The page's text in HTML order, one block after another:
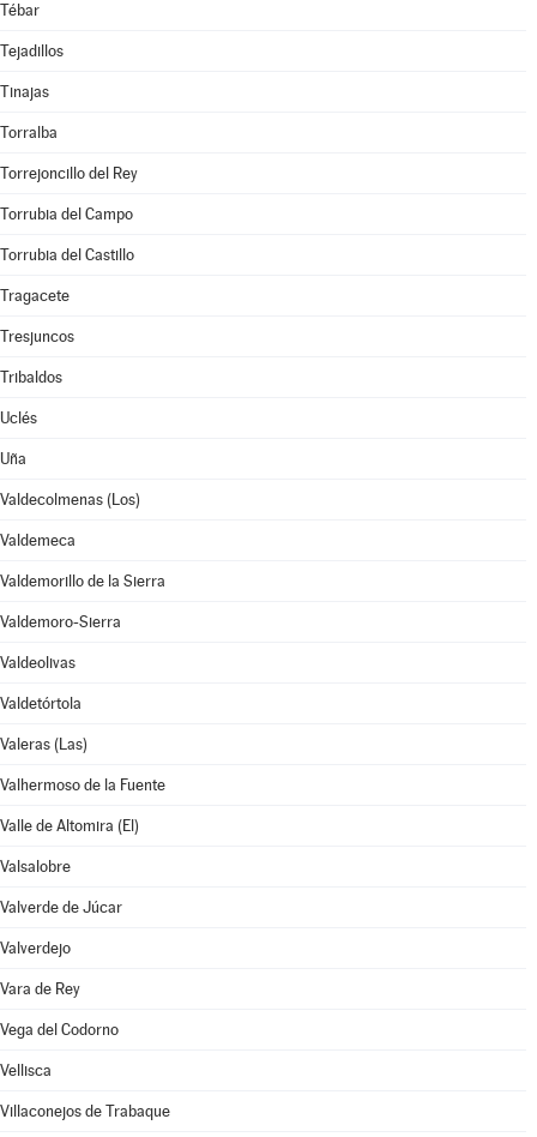
Tébar
Tejadillos
Tinajas
Torralba
Torrejoncillo del Rey
Torrubia del Campo
Torrubia del Castillo
Tragacete
Tresjuncos
Tribaldos
Uclés
Uña
Valdecolmenas (Los)
Valdemeca
Valdemorillo de la Sierra
Valdemoro-Sierra
Valdeolivas
Valdetórtola
Valeras (Las)
Valhermoso de la Fuente
Valle de Altomira (El)
Valsalobre
Valverde de Júcar
Valverdejo
Vara de Rey
Vega del Codorno
Vellisca
Villaconejos de Trabaque